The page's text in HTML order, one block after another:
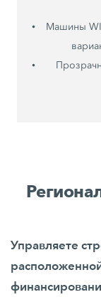
Машины
Управляете